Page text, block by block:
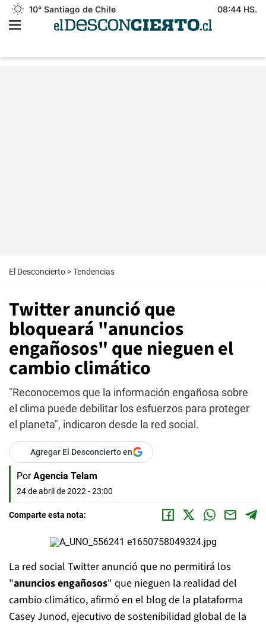
10° Santiago de Chile 08:44 HS.
El Desconcierto >Tendencias
Twitter anunció que
bloqueará "anuncios
engañosos" que nieguen el
cambio climático
"Reconocemos que la información engañosa sobre
el clima puede debilitar los esfuerzos para proteger
el planeta", indicaron desde la red social.
Agregar El Desconcierto en
Por Agencia Telam
24 de abril de 2022 - 23:00
Comparte esta nota:
La red social Twitter anunció que no permitirá los
"anuncios engañosos" que nieguen la realidad del
cambio climático, afirmó en el blog de la plataforma
Casey Junod, ejecutivo de sostenibilidad global de la